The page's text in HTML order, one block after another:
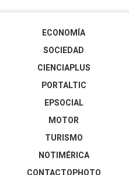
ECONOMÍA
SOCIEDAD
CIENCIAPLUS
PORTALTIC
EPSOCIAL
MOTOR
TURISMO
NOTIMÉRICA